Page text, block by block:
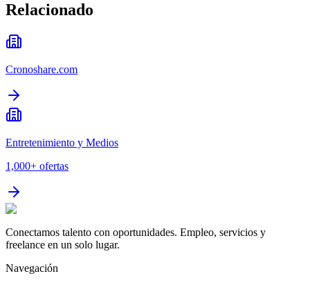
Relacionado
Cronoshare.com
Entretenimiento y Medios
1,000+ ofertas
Conectamos talento con oportunidades. Empleo, servicios y
freelance en un solo lugar.
Navegación